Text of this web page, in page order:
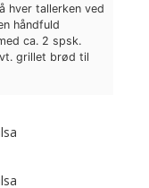
hver tallerken ved
håndfuld
ca. 2 spsk.
grillet brød til